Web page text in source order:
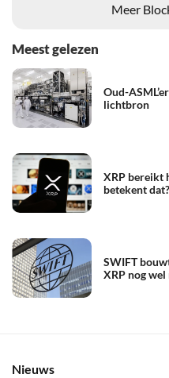
Meer
Meest gelezen
Oud-
lichtbron
XRP bereikt
betekent dat?
SWIFT
XRP nog
Nieuws